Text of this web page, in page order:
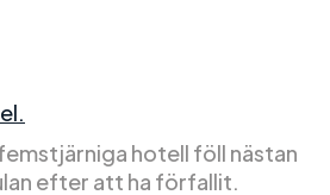
hotell föll nästan
efter att ha förfallit.